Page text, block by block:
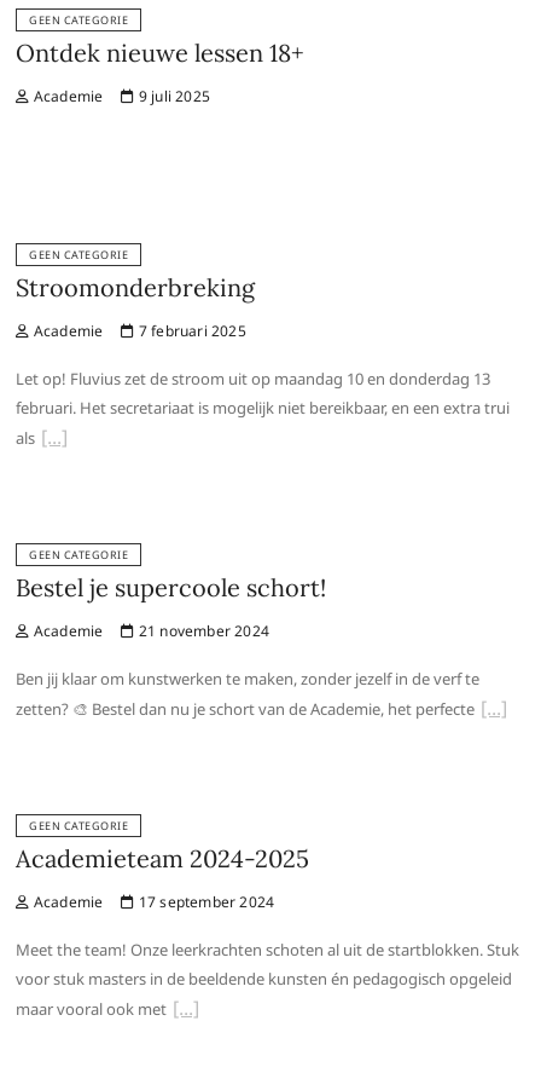
GEEN CATEGORIE
Ontdek nieuwe lessen 18+
Academie 9 juli 2025
GEEN CATEGORIE
Stroomonderbreking
Academie 7 februari 2025
Let op! Fluvius zet de stroom uit op maandag 10 en donderdag 13
februari. Het secretariaat is mogelijk niet bereikbaar, en een extra trui
als
GEEN CATEGORIE
Bestel je supercoole schort!
Academie 21 november 2024
Ben jij klaar om kunstwerken te maken, zonder jezelf in de verf te
zetten? 🎨 Bestel dan nu je schort van de Academie, het perfecte
GEEN CATEGORIE
Academieteam 2024-2025
Academie 17 september 2024
Meet the team! Onze leerkrachten schoten al uit de startblokken. Stuk
voor stuk masters in de beeldende kunsten én pedagogisch opgeleid
maar vooral ook met